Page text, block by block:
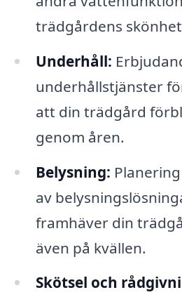
trädgårdens
Underhåll:
underhållstjänster
att din trädgård
genom åren.
Belysning:
av
framhäver din
även på kvällen.
Skötsel och